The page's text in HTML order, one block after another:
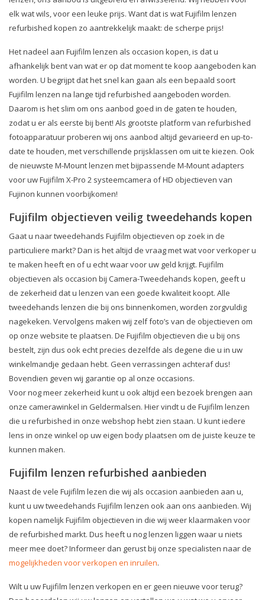
elk wat wils, voor een leuke prijs. Want dat is wat Fujifilm lenzen
refurbished kopen zo aantrekkelijk maakt: de scherpe prijs!
Het nadeel aan Fujifilm lenzen als occasion kopen, is dat u
afhankelijk bent van wat er op dat moment te koop aangeboden kan
worden. U begrijpt dat het snel kan gaan als een bepaald soort
Fujifilm lenzen na lange tijd refurbished aangeboden worden.
Daarom is het slim om ons aanbod goed in de gaten te houden,
zodat u er als eerste bij bent! Als grootste platform van refurbished
fotoapparatuur proberen wij ons aanbod altijd gevarieerd en up-to-
date te houden, met verschillende prijsklassen om uit te kiezen. Ook
de nieuwste M-Mount lenzen met bijpassende M-Mount adapters
voor uw Fujifilm X-Pro 2 systeemcamera of HD objectieven van
Fujinon kunnen voorbijkomen!
Fujifilm objectieven veilig tweedehands kopen
Gaat u naar tweedehands Fujifilm objectieven op zoek in de
particuliere markt? Dan is het altijd de vraag met wat voor verkoper u
te maken heeft en of u echt waar voor uw geld krijgt. Fujifilm
objectieven als occasion bij Camera-Tweedehands kopen, geeft u
de zekerheid dat u lenzen van een goede kwaliteit koopt. Alle
tweedehands lenzen die bij ons binnenkomen, worden zorgvuldig
nagekeken. Vervolgens maken wij zelf foto’s van de objectieven om
op onze website te plaatsen. De Fujifilm objectieven die u bij ons
bestelt, zijn dus ook echt precies dezelfde als degene die u in uw
winkelmandje gedaan hebt. Geen verrassingen achteraf dus!
Bovendien geven wij garantie op al onze occasions.
Voor nog meer zekerheid kunt u ook altijd een bezoek brengen aan
onze camerawinkel in Geldermalsen. Hier vindt u de Fujifilm lenzen
die u refurbished in onze webshop hebt zien staan. U kunt iedere
lens in onze winkel op uw eigen body plaatsen om de juiste keuze te
kunnen maken.
Fujifilm lenzen refurbished aanbieden
Naast de vele Fujifilm lezen die wij als occasion aanbieden aan u,
kunt u uw tweedehands Fujifilm lenzen ook aan ons aanbieden. Wij
kopen namelijk Fujifilm objectieven in die wij weer klaarmaken voor
de refurbished markt. Dus heeft u nog lenzen liggen waar u niets
meer mee doet? Informeer dan gerust bij onze specialisten naar de
mogelijkheden voor verkopen en inruilen.
Wilt u uw Fujifilm lenzen verkopen en er geen nieuwe voor terug?